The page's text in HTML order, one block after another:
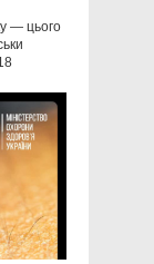
— цього